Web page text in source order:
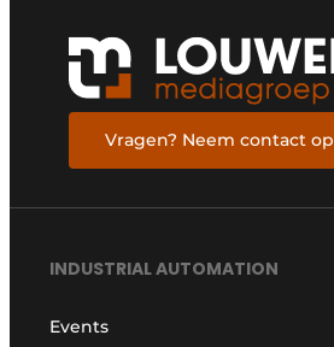
Vragen? Neem contact op
INDUSTRIAL AUTOMATION
Events